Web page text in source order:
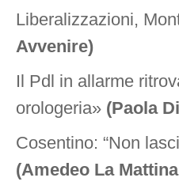
Liberalizzazioni,
Avvenire)
Il Pdl in allarme
orologeria» (Paola
Cosentino: “Non
(Amedeo La